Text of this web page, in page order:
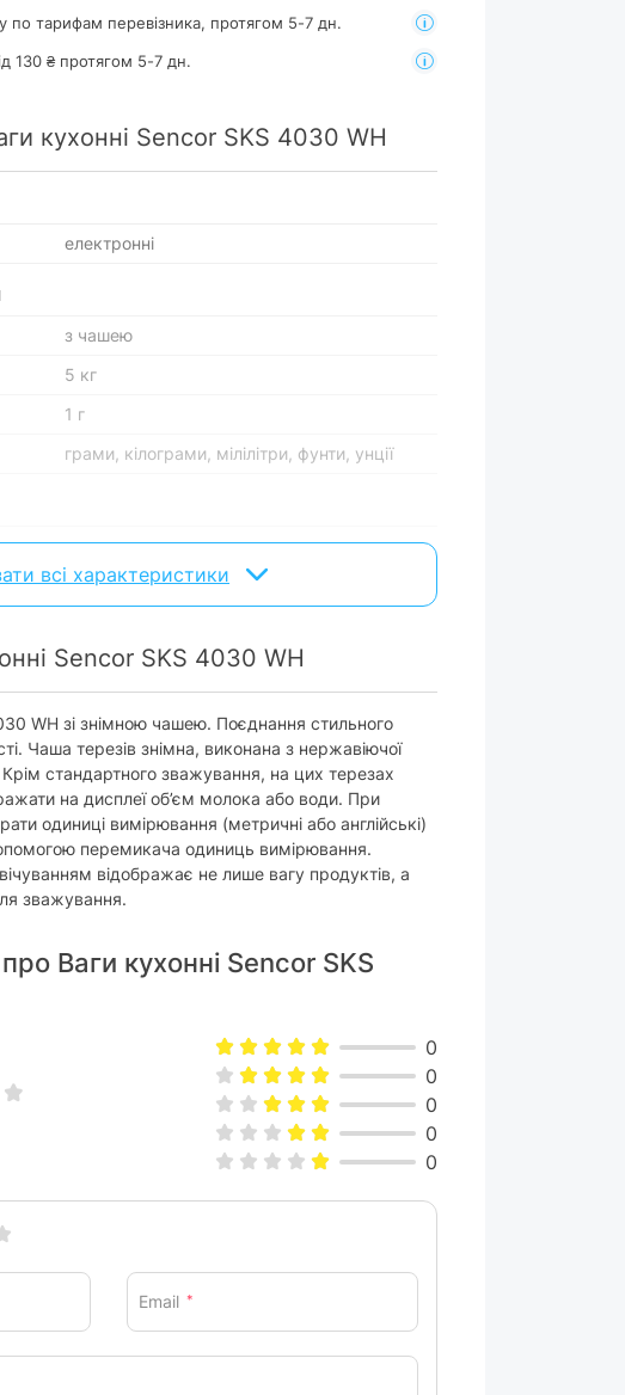
по тарифам перевізника, протягом 5-7 дн.
130 ₴ протягом 5-7 дн.
кухонні Sencor SKS 4030 WH
електронні
з чашею
5 кг
1 г
грами, кілограми, мілілітри, фунти, унції
сенсорне
з індикатором заряду батареї
є
відсутня
з обнуленням тари
:
є
білий
товару можуть змінюватися виробником без
всі характеристики
Sencor SKS 4030 WH
WH зі знімною чашею. Поєднання стильного
Чаша терезів знімна, виконана з нержавіючої
Крім стандартного зважування, на цих терезах
на дисплеї об’єм молока або води. При
одиниці вимірювання (метричні або англійські)
перемикача одиниць вимірювання.
відображає не лише вагу продуктів, а
зважування.
Ваги кухонні Sencor SKS
0
0
0
0
0
Email *